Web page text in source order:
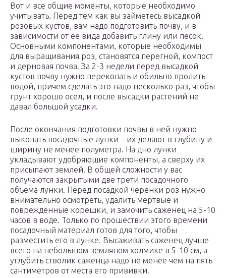
Вот и все общие моменты, которые необходимо
учитывать. Перед тем как вы займетесь высадкой
розовых кустов, вам надо подготовить почву, и в
зависимости от ее вида добавить глину или песок.
Основными компонентами, которые необходимы
для выращивания роз, становятся перегной, компост
и дерновая почва. За 2-3 недели перед высадкой
кустов почву нужно перекопать и обильно пролить
водой, причем сделать это надо несколько раз, чтобы
грунт хорошо осел, и после высадки растений не
давал большой усадки.
После окончания подготовки почвы в ней нужно
выкопать посадочные лунки – их делают в глубину и
ширину не менее полуметра. На дно лунки
укладывают удобряющие компоненты, а сверху их
присыпают землей. В общей сложности у вас
получаются закрытыми две трети посадочного
объема лунки. Перед посадкой черенки роз нужно
внимательно осмотреть, удалить мертвые и
поврежденные корешки, и замочить саженец на 5-10
часов в воде. Только по прошествии этого времени
посадочный материал готов для того, чтобы
разместить его в лунке. Высаживать саженец лучше
всего на небольшом земляном холмике в 5-10 см, а
углубить стволик саженца надо не менее чем на пять
сантиметров от места его прививки.